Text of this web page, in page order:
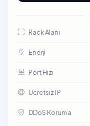
Rack Alanı
Enerji
Port Hızı
Ücretsiz IP
DDoS Koruma